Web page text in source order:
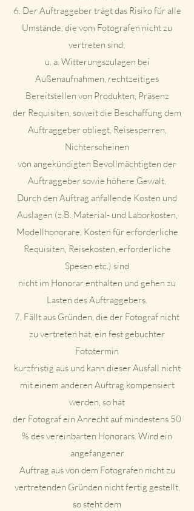
6. Der Auftraggeber trägt das Risiko für alle
Umstände, die vom Fotografen nicht zu
vertreten sind;
u. a. Witterungszulagen bei
Außenaufnahmen, rechtzeitiges
Bereitstellen von Produkten, Präsenz
der Requisiten, soweit die Beschaffung dem
Auftraggeber obliegt, Reisesperren,
Nichterscheinen
von angekündigten Bevollmächtigten der
Auftraggeber sowie höhere Gewalt.
Durch den Auftrag anfallende Kosten und
Auslagen (z.B. Material- und Laborkosten,
Modellhonorare, Kosten für erforderliche
Requisiten, Reisekosten, erforderliche
Spesen etc.) sind
nicht im Honorar enthalten und gehen zu
Lasten des Auftraggebers.
7. Fällt aus Gründen, die der Fotograf nicht
zu vertreten hat, ein fest gebuchter
Fototermin
kurzfristig aus und kann dieser Ausfall nicht
mit einem anderen Auftrag kompensiert
werden, so hat
der Fotograf ein Anrecht auf mindestens 50
% des vereinbarten Honorars. Wird ein
angefangener
Auftrag aus von dem Fotografen nicht zu
vertretenden Gründen nicht fertig gestellt,
so steht dem